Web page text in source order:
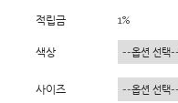
적립금 1%
색상
사이즈